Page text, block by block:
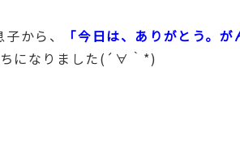
から、
「今日は、ありがとう。が
ちになりました(´∀｀*)